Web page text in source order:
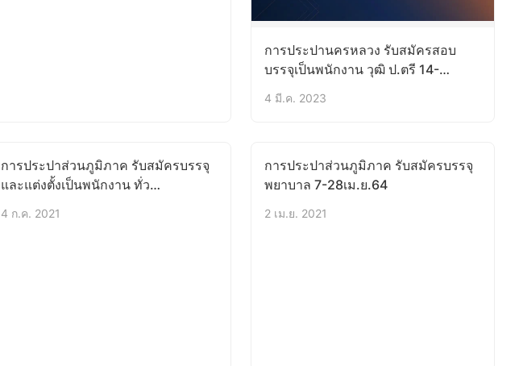
การประปานครหลวง รับสมัครสอบ
บรรจุเป็นพนักงาน วุฒิ ป.ตรี 14-
27มี.ค.66
4 มี.ค. 2023
การประปาส่วนภูมิภาค รับสมัครบรรจุ
และแต่งตั้งเป็นพนักงาน ทั่ว
4 ก.ค. 2021
การประปาส่วนภูมิภาค รับสมัครบรรจุ
พยาบาล 7-28เม.ย.64
2 เม.ย. 2021